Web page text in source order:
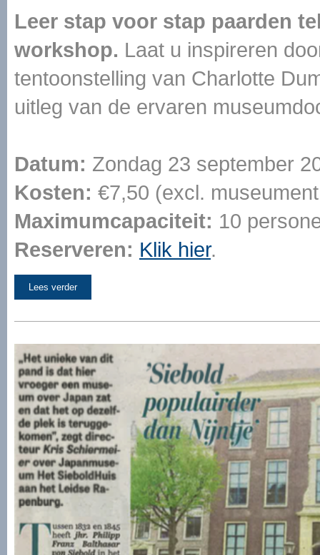
Leer stap voor stap paarden
workshop. Laat u inspireren
tentoonstelling van Charlotte
uitleg van de ervaren
Datum: Zondag 23 september
Kosten: €7,50 (excl.
Maximumcapaciteit: 10
Reserveren: Klik hier.
Lees verder